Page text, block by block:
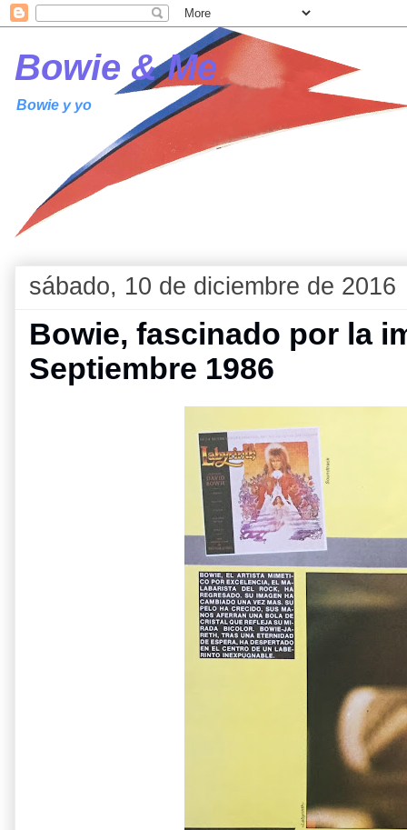
Bowie & Me
Bowie y yo
sábado, 10 de diciembre de 2016
Bowie, fascinado por la
Septiembre 1986